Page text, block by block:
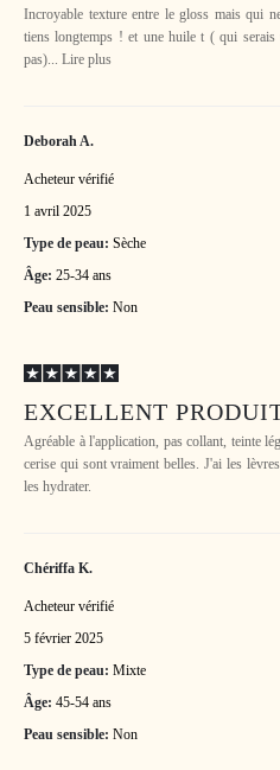
Incroyable texture entre le gloss mais qui
tiens longtemps ! et une huile t ( qui
pas)... Lire plus
Deborah A.
Acheteur vérifié
1 avril 2025
Type de peau: Sèche
Âge: 25-34 ans
Peau sensible: Non
EXCELLENT
Agréable à l'application, pas collant, teinte
cerise qui sont vraiment belles. J'ai les
les hydrater.
Chériffa K.
Acheteur vérifié
5 février 2025
Type de peau: Mixte
Âge: 45-54 ans
Peau sensible: Non